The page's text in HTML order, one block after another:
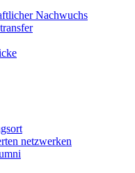
Nachwuchs
netzwerken